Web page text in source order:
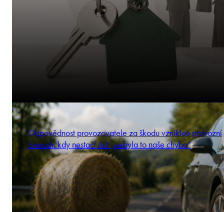
Odpovědnost provozovatele za škodu vzniklou provozní
činností: kdy nestačí říct „nebyla to naše chyba“